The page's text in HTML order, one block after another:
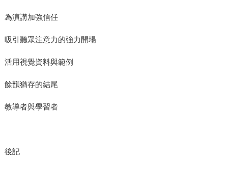
為演講加強信任
吸引聽眾注意力的強力開場
活用視覺資料與範例
餘韻猶存的結尾
教導者與學習者
後記